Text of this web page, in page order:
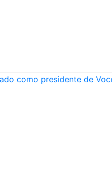
como presidente de